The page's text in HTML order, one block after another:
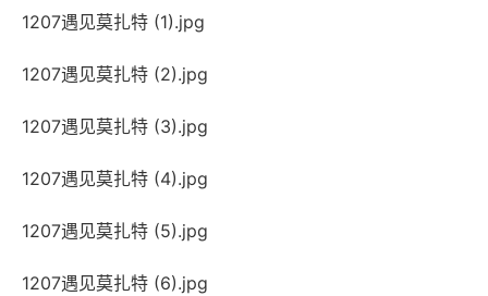
1207遇见莫扎特 (1).jpg
1207遇见莫扎特 (2).jpg
1207遇见莫扎特 (3).jpg
1207遇见莫扎特 (4).jpg
1207遇见莫扎特 (5).jpg
1207遇见莫扎特 (6).jpg